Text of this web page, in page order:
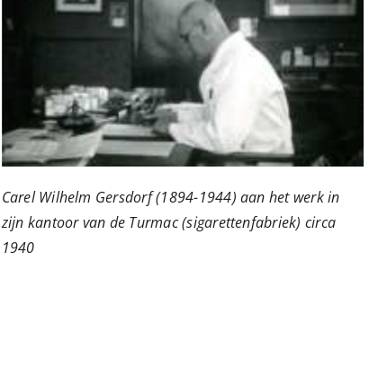
Carel Wilhelm Gersdorf (1894-1944) aan het werk in
zijn kantoor van de Turmac (sigarettenfabriek) circa
1940